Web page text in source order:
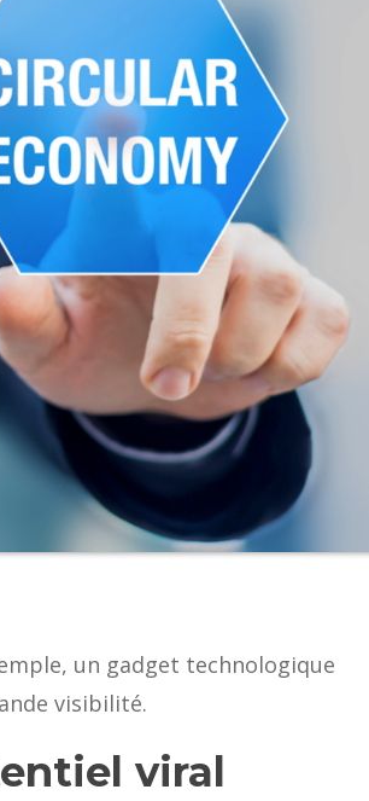
un gadget technologique
visibilité.
viral